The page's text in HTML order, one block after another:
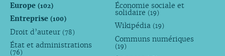
Europe (102)
Entreprise (100)
Droit d’auteur (78)
État et administrations
(76)
Économie sociale et
solidaire (19)
Wikipédia (19)
Communs numériques
(19)